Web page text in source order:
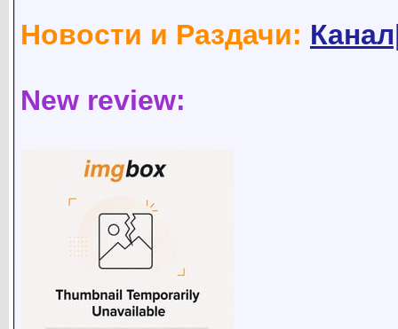
Новости и Раздачи:
New review: